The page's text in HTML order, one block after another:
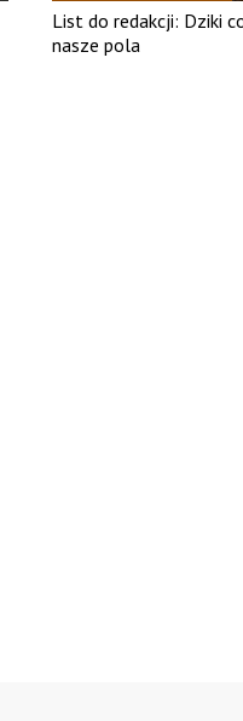
List do redakcji: Dziki
nasze pola